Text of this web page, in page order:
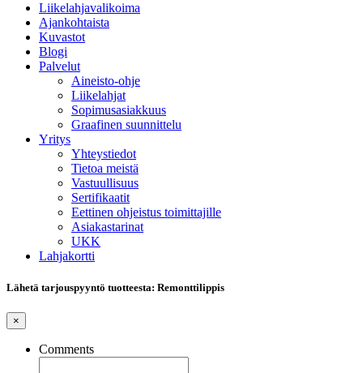
Liikelahjavalikoima
Ajankohtaista
Kuvastot
Blogi
Palvelut
Aineisto-ohje
Liikelahjat
Sopimusasiakkuus
Graafinen suunnittelu
Yritys
Yhteystiedot
Tietoa meistä
Vastuullisuus
Sertifikaatit
Eettinen ohjeistus toimittajille
Asiakastarinat
UKK
Lahjakortti
Lähetä tarjouspyyntö tuotteesta: Remonttilippis
×
Comments